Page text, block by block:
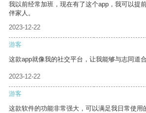
我以前经常加班，现在有了这个app，我可以提
伴家人。
2023-12-22
游客
这款app就像我的社交平台，让我能够与志同道
2023-12-22
游客
这款软件的功能非常强大，可以满足我日常使用